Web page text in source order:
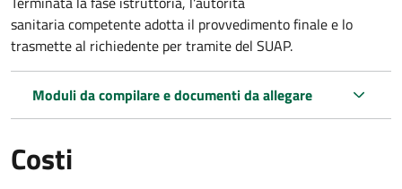
sanitaria competente adotta il provvedimento finale e lo
trasmette al richiedente per tramite del SUAP.
Moduli da compilare e documenti da allegare
Costi